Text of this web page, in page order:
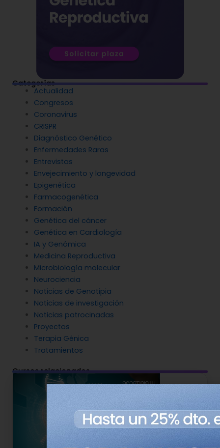
Categorías
Actualidad
Congresos
Coronavirus
CRISPR
Diagnóstico Genético
Enfermedades Raras
Entrevistas
Envejecimiento y longevidad
Epigenética
Farmacogenética
Formación
Genética del cáncer
Genética en Cardiología
IA y Genómica
Medicina Reproductiva
Microbiología molecular
Neurociencia
Noticias de Genotipia
Noticias de investigación
Noticias patrocinadas
Proyectos
Terapia Génica
Tratamientos
Cursos relacionados